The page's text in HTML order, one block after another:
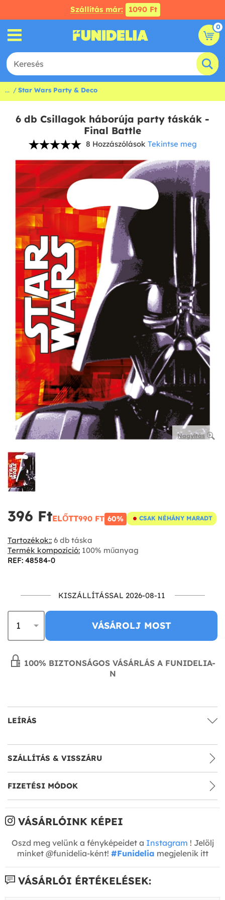
Szállítás már: 1090 Ft
0
... Star Wars Party & Deco
6 db Csillagok háborúja party táskák -
Final Battle
8 Hozzászólások Tekintse meg
Nagyítás
396 Ft‎ELŐTT990 FT‎ 60% CSAK NÉHÁNY MARADT
Tartozékok:: 6 db táska
Termék kompozíció: 100% műanyag
REF: 48584-0
KISZÁLLÍTÁSSAL 2026-08-11
VÁSÁROLJ MOST
100% BIZTONSÁGOS VÁSÁRLÁS A FUNIDELIA-
N
LEÍRÁS
SZÁLLÍTÁS & VISSZÁRU
FIZETÉSI MÓDOK
VÁSÁRLÓINK KÉPEI
Oszd meg velünk a fényképeidet a Instagram ! Jelölj
minket @funidelia-ként! #Funidelia megjelenik itt
VÁSÁRLÓI ÉRTÉKELÉSEK: